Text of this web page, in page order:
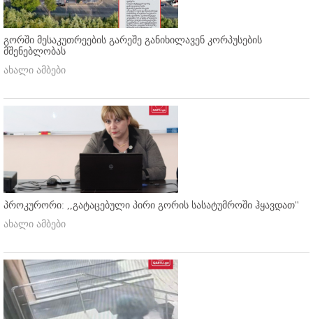
გორში მესაკუთრეების გარეშე განიხილავენ კორპუსების
მშენებლობას
ახალი ამბები
პროკურორი: ,,გატაცებული პირი გორის სასატუმროში ჰყავდათ''
ახალი ამბები